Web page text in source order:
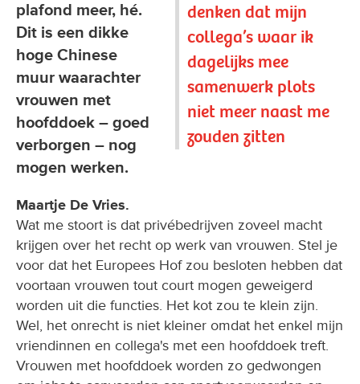
denken dat mijn
collega’s waar ik
dagelijks mee
samenwerk plots
niet meer naast me
zouden zitten
plafond meer, hé.
Dit is een dikke
hoge Chinese
muur waarachter
vrouwen met
hoofddoek – goed
verborgen – nog
mogen werken.
Maartje De Vries.
Wat me stoort is dat privébedrijven zoveel macht
krijgen over het recht op werk van vrouwen. Stel je
voor dat het Europees Hof zou besloten hebben dat
voortaan vrouwen tout court mogen geweigerd
worden uit die functies. Het kot zou te klein zijn.
Wel, het onrecht is niet kleiner omdat het enkel mijn
vriendinnen en collega's met een hoofddoek treft.
Vrouwen met hoofddoek worden zo gedwongen